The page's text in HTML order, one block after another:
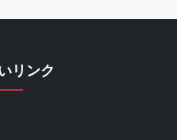
リンク